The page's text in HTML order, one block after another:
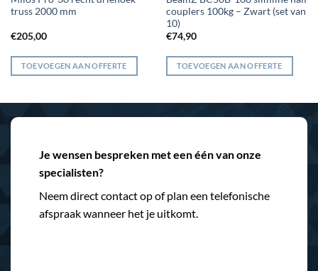
truss 2000 mm
€205,00
TOEVOEGEN AAN OFFERTE
couplers 100kg – Zwart (set van
10)
€74,90
TOEVOEGEN AAN OFFERTE
Je wensen bespreken met een één van onze
specialisten?
Neem direct contact op of plan een telefonische
afspraak wanneer het je uitkomt.